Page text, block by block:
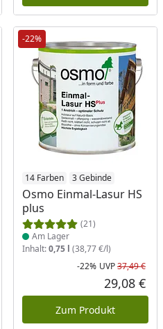
in ProzentPreis
Preis
-22%
14 Farben 3 Gebinde
Osmo Einmal-Lasur HS
plus
(21)
Produkt am Lager
Am Lager
Inhalt:0,75 l (38,77 €/l)
-22% UVP37,49 €
29,08 €
Zum Produkt